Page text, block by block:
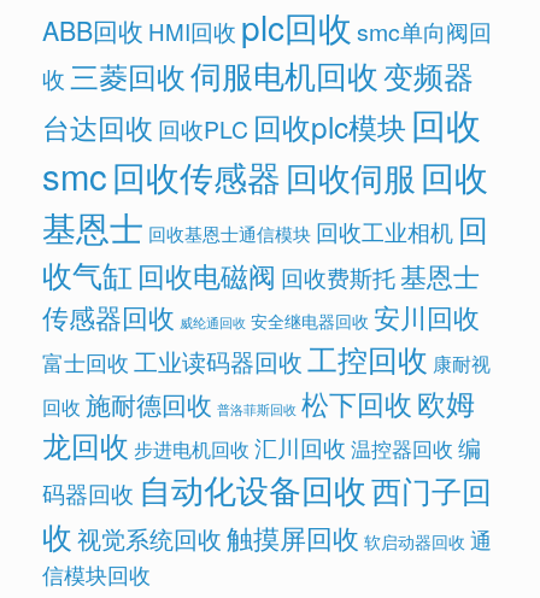
ABB回收 HMI回收 plc回收 smc单向阀回
收 三菱回收伺服电机回收变频器
台达回收 回收PLC 回收plc模块 回收
smc回收传感器回收伺服 回收
基恩士 回收基恩士通信模块 回收工业相机 回
收气缸 回收电磁阀 回收费斯托基恩士
传感器回收 威纶通回收 安全继电器回收 安川回收
富士回收 工业读码器回收工控回收 康耐视
回收 施耐德回收 普洛菲斯回收 松下回收欧姆
龙回收 步进电机回收 汇川回收 温控器回收 编
码器回收 自动化设备回收西门子回
收视觉系统回收触摸屏回收 软启动器回收 通
信模块回收